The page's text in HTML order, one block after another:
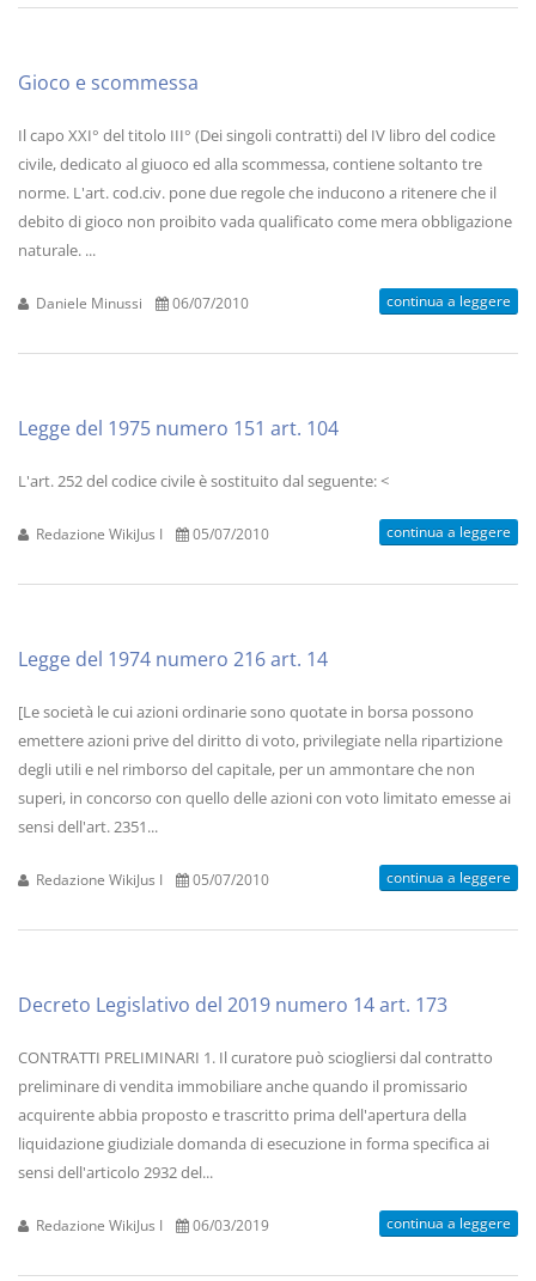
Gioco e scommessa
Il capo XXI° del titolo III° (Dei singoli contratti) del IV libro del codice
civile, dedicato al giuoco ed alla scommessa, contiene soltanto tre
norme. L'art. cod.civ. pone due regole che inducono a ritenere che il
debito di gioco non proibito vada qualificato come mera obbligazione
naturale. ...
Daniele Minussi 06/07/2010 continua a leggere
Legge del 1975 numero 151 art. 104
L'art. 252 del codice civile è sostituito dal seguente: <
Redazione WikiJus I 05/07/2010 continua a leggere
Legge del 1974 numero 216 art. 14
[Le società le cui azioni ordinarie sono quotate in borsa possono
emettere azioni prive del diritto di voto, privilegiate nella ripartizione
degli utili e nel rimborso del capitale, per un ammontare che non
superi, in concorso con quello delle azioni con voto limitato emesse ai
sensi dell'art. 2351...
Redazione WikiJus I 05/07/2010 continua a leggere
Decreto Legislativo del 2019 numero 14 art. 173
CONTRATTI PRELIMINARI 1. Il curatore può sciogliersi dal contratto
preliminare di vendita immobiliare anche quando il promissario
acquirente abbia proposto e trascritto prima dell'apertura della
liquidazione giudiziale domanda di esecuzione in forma specifica ai
sensi dell'articolo 2932 del...
Redazione WikiJus I 06/03/2019 continua a leggere